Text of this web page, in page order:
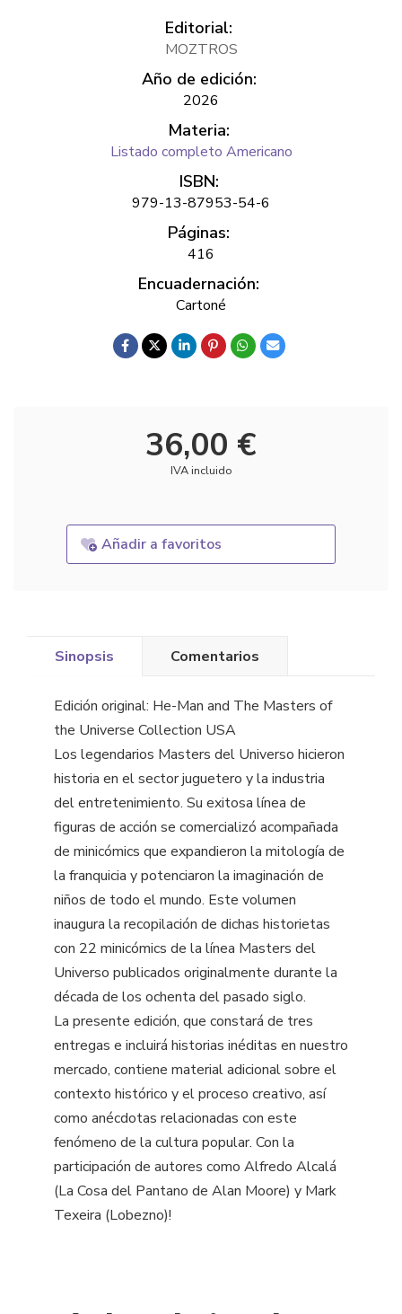
Editorial:
MOZTROS
Año de edición:
2026
Materia:
Listado completo Americano
ISBN:
979-13-87953-54-6
Páginas:
416
Encuadernación:
Cartoné
36,00 €
IVA incluido
Añadir a favoritos
Sinopsis Comentarios
Edición original: He-Man and The Masters of
the Universe Collection USA
Los legendarios Masters del Universo hicieron
historia en el sector juguetero y la industria
del entretenimiento. Su exitosa línea de
figuras de acción se comercializó acompañada
de minicómics que expandieron la mitología de
la franquicia y potenciaron la imaginación de
niños de todo el mundo. Este volumen
inaugura la recopilación de dichas historietas
con 22 minicómics de la línea Masters del
Universo publicados originalmente durante la
década de los ochenta del pasado siglo.
La presente edición, que constará de tres
entregas e incluirá historias inéditas en nuestro
mercado, contiene material adicional sobre el
contexto histórico y el proceso creativo, así
como anécdotas relacionadas con este
fenómeno de la cultura popular. Con la
participación de autores como Alfredo Alcalá
(La Cosa del Pantano de Alan Moore) y Mark
Texeira (Lobezno)!